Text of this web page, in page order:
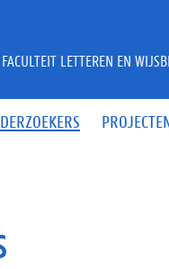
FACULTEIT LETTEREN EN